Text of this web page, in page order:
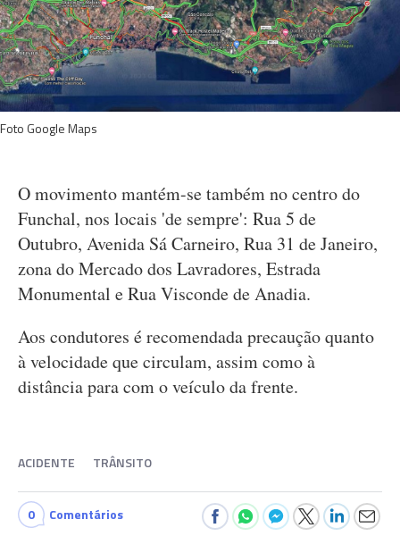
Foto Google Maps
O movimento mantém-se também no centro do
Funchal, nos locais 'de sempre': Rua 5 de
Outubro, Avenida Sá Carneiro, Rua 31 de Janeiro,
zona do Mercado dos Lavradores, Estrada
Monumental e Rua Visconde de Anadia.
Aos condutores é recomendada precaução quanto
à velocidade que circulam, assim como à
distância para com o veículo da frente.
ACIDENTE TRÂNSITO
0 Comentários